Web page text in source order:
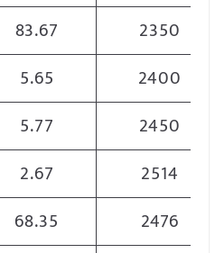
83.67
2350
5.65
2400
5.77
2450
2.67
2514
68.35
2476